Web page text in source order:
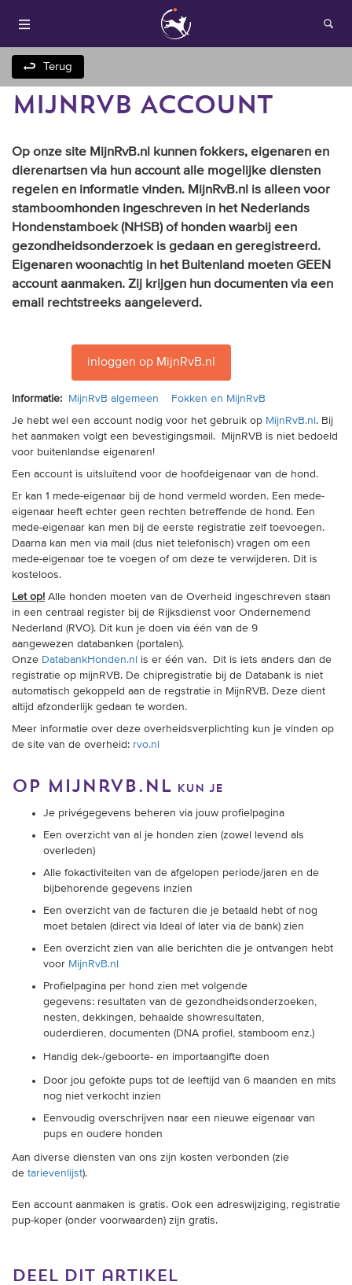
Houden van honden
Fokken met je hond
Onze websites
Opleidingen en
trainingen
Zoek een vereniging
Activiteiten agenda
Inlog Mijn RvB account
Inlog leden / officials
Over ons
Contact & support
Vacatures
Terug
MIJNRVB ACCOUNT
Op onze site MijnRvB.nl kunnen fokkers, eigenaren en
dierenartsen via hun account alle mogelijke diensten
regelen en informatie vinden. MijnRvB.nl is alleen voor
stamboomhonden ingeschreven in het Nederlands
Hondenstamboek (NHSB) of honden waarbij een
gezondheidsonderzoek is gedaan en geregistreerd.
Eigenaren woonachtig in het Buitenland moeten GEEN
account aanmaken. Zij krijgen hun documenten via een
email rechtstreeks aangeleverd.
inloggen op MijnRvB.nl
Informatie: MijnRvB algemeen
Fokken en MijnRvB
Je hebt wel een account nodig voor het gebruik op MijnRvB.nl . Bij
het aanmaken volgt een bevestigingsmail .
MijnRVB is niet bedoeld
voor buitenlandse eigenaren!
Een account is uitsluitend voor de hoofdeigenaar van de hond.
Er kan 1 mede-eigenaar bij de hond vermeld worden. Een mede-
eigenaar heeft echter geen rechten betreffende de hond. Een
mede-eigenaar kan men bij de eerste registratie zelf toevoegen.
Daarna kan men via mail (dus niet telefonisch) vragen om een
mede-eigenaar toe te voegen of om deze te verwijderen. Dit is
kosteloos.
Let op! Alle honden moeten van de Overheid ingeschreven staan
in een centraal register bij de Rijksdienst voor Ondernemend
Nederland (RVO). Dit kun je doen via één van de 9
aangewezen databanken (portalen).
Onze Databan kHonden.nl
is er één van. Dit is iets anders dan de
registratie op mijnRVB. De chipregistratie bij de Databank is niet
automatisch gekoppeld aan de regstratie in MijnRVB. Deze dient
altijd afzonderlijk gedaan te worden.
Meer informatie over deze overheidsverplichting kun je vinden op
de site van de overheid: rvo.nl
Op Mijnrvb.nl kun je
Je privégegevens beheren via jouw profielpagina
Een overzicht van al je honden zien (zowel levend als
overleden)
Alle fokactiviteiten van de afgelopen periode/jaren en de
bijbehorende gegevens inzien
Een overzicht van de facturen die je betaald hebt of nog
moet betalen (direct via Ideal of later via de bank) zien
Een overzicht zien van alle berichten die je ontvangen hebt
voor MijnRvB.nl
Profielpagina per hond zien met volgende
gegevens: resultaten van de gezondheidsonderzoeken,
nesten, dekkingen, behaalde showresultaten,
ouderdieren, documenten (DNA profiel , stamboom enz.)
Handig dek-/geboorte- en importaangifte doen
Door jou gefokte pups tot de leeftijd van 6 maanden en mits
nog niet verkocht inzien
Eenvoudig overschrijven naar een nieuwe eigenaar van
pups en oudere honden
Aan diverse diensten van ons zijn kosten verbonden (zie
de tarievenlijst).
Een account aanmaken is gratis. Ook een adreswijziging, registratie
pup-koper (onder voorwaarden) zijn gratis.
deel dit artikel